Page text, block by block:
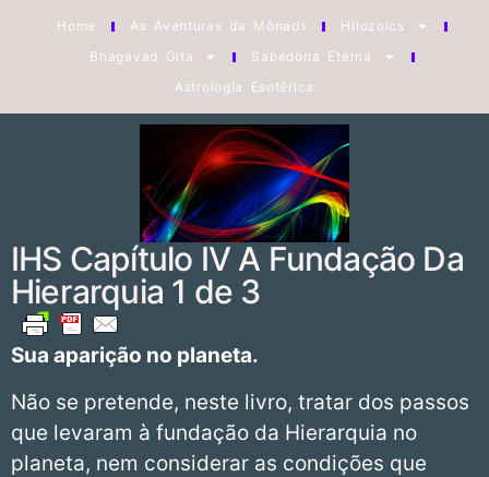
Home As Aventuras da Mônads
Hilozoics
Bhagavad Gita
Sabedoria Eterna
Astrologia Esotérica
IHS Capítulo IV A Fundação Da
Hierarquia 1 de 3
Sua aparição no planeta.
Não se pretende, neste livro, tratar dos passos
que levaram à fundação da Hierarquia no
planeta, nem considerar as condições que